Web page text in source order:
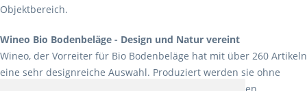
Objektbereich.
Wineo Bio Bodenbeläge - Design und Natur vereint
Wineo, der Vorreiter für Bio Bodenbeläge hat mit über 260 Artikeln
eine sehr designreiche Auswahl. Produziert werden sie ohne